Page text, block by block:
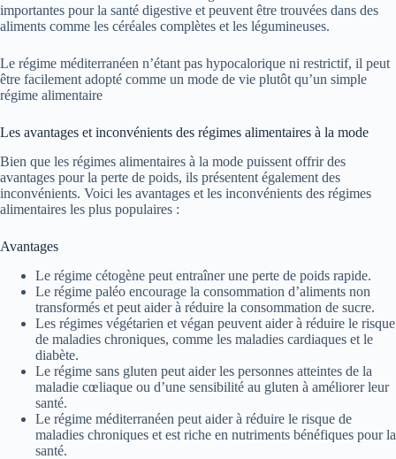
importantes pour la santé digestive et peuvent être trouvées dans des
aliments comme les céréales complètes et les légumineuses.
Le régime méditerranéen n’étant pas hypocalorique ni restrictif, il peut
être facilement adopté comme un mode de vie plutôt qu’un simple
régime alimentaire
Les avantages et inconvénients des régimes alimentaires à la mode
Bien que les régimes alimentaires à la mode puissent offrir des
avantages pour la perte de poids, ils présentent également des
inconvénients. Voici les avantages et les inconvénients des régimes
alimentaires les plus populaires :
Avantages
Le régime cétogène peut entraîner une perte de poids rapide.
Le régime paléo encourage la consommation d’aliments non
transformés et peut aider à réduire la consommation de sucre.
Les régimes végétarien et végan peuvent aider à réduire le risque
de maladies chroniques, comme les maladies cardiaques et le
diabète.
Le régime sans gluten peut aider les personnes atteintes de la
maladie cœliaque ou d’une sensibilité au gluten à améliorer leur
santé.
Le régime méditerranéen peut aider à réduire le risque de
maladies chroniques et est riche en nutriments bénéfiques pour la
santé.